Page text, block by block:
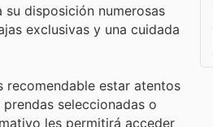
disposición numerosas
exclusivas y una cuidada
recomendable estar atentos
seleccionadas o
les permitirá acceder